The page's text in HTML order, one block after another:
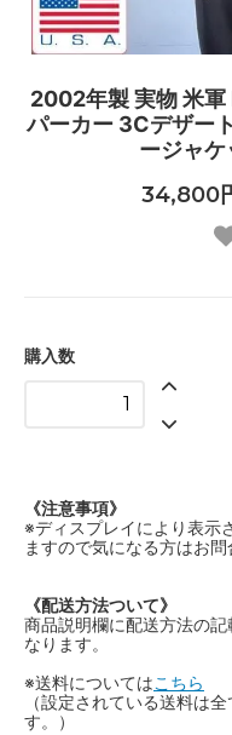
2002年製 実物 米軍
パーカー 3Cデザー
ージャ
34,800
購入数
《注意事項》
※ディスプレイにより表示
ますので気になる方はお問
《配送方法ついて》
商品説明欄に配送方法の
なります。
※送料についてはこちら
（設定されている送料は
す。）